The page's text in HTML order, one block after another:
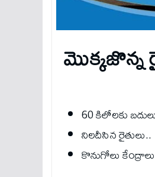
మొక్కజొన్న
60 కిలోలకు
నిలదీసిన రైతులు..
కొనుగోలు